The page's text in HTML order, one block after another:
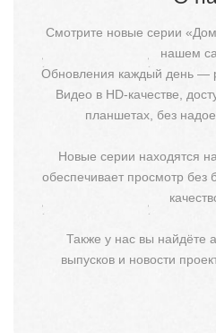
Смотрите новые серии
нашем
Обновления каждый день —
Видео в HD-качестве,
планшетах, без
Новые серии находятся
обеспечивает просмотр без
Также у нас вы найдёте
выпусков и новости